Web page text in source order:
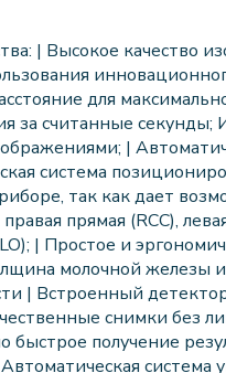
| Высокое качество
для
за считанные
|
система
так как дает
прямая (RCC),
| Простое и
молочной железы
| Встроенный
снимки без
быстрое получение
система